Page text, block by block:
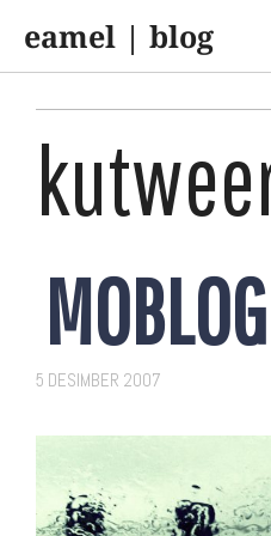
content
eamel | blog
5 DESIMBER 2007